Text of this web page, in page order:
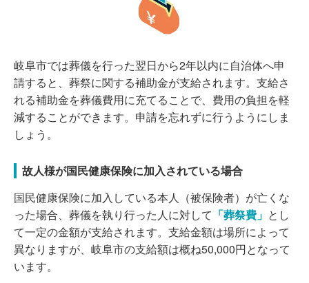
岐阜市では葬儀を行った翌日から2年以内に自治体へ申
請すると、葬祭に関する補助金が支給されます。支給さ
れる補助金を葬儀費用に充てることで、費用の負担を軽
減することができます。申請を忘れずに行うようにしま
しょう。
故人様が国民健康保険に加入されている場合
国民健康保険に加入している本人（被保険者）が亡くな
った場合、葬儀を執り行った人に対して 「葬祭費」 とし
て一定の金額が支給されます。支給金額は場所によって
異なりますが、岐阜市の支給額は概ね50,000円となって
います。